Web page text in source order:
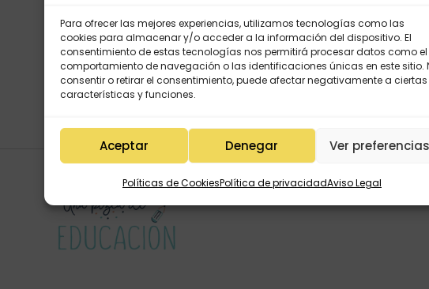
Para ofrecer las mejores experiencias, utilizamos tecnologías como las
cookies para almacenar y/o acceder a la información del dispositivo. El
consentimiento de estas tecnologías nos permitirá procesar datos como el
comportamiento de navegación o las identificaciones únicas en este sitio.
consentir o retirar el consentimiento, puede afectar negativamente a ciertas
características y funciones.
Aceptar Denegar Ver
Políticas de CookiesPolítica de privacidadAviso Legal